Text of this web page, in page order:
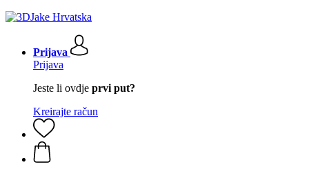
Prijava
Prijava
Jeste li ovdje prvi put?
Kreirajte račun